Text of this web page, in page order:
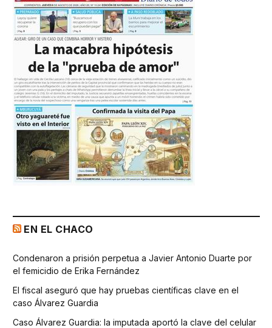
EN EL CHACO
Condenaron a prisión perpetua a Javier Antonio Duarte por
el femicidio de Erika Fernández
El fiscal aseguró que hay pruebas científicas clave en el
caso Álvarez Guardia
Caso Álvarez Guardia: la imputada aportó la clave del celular